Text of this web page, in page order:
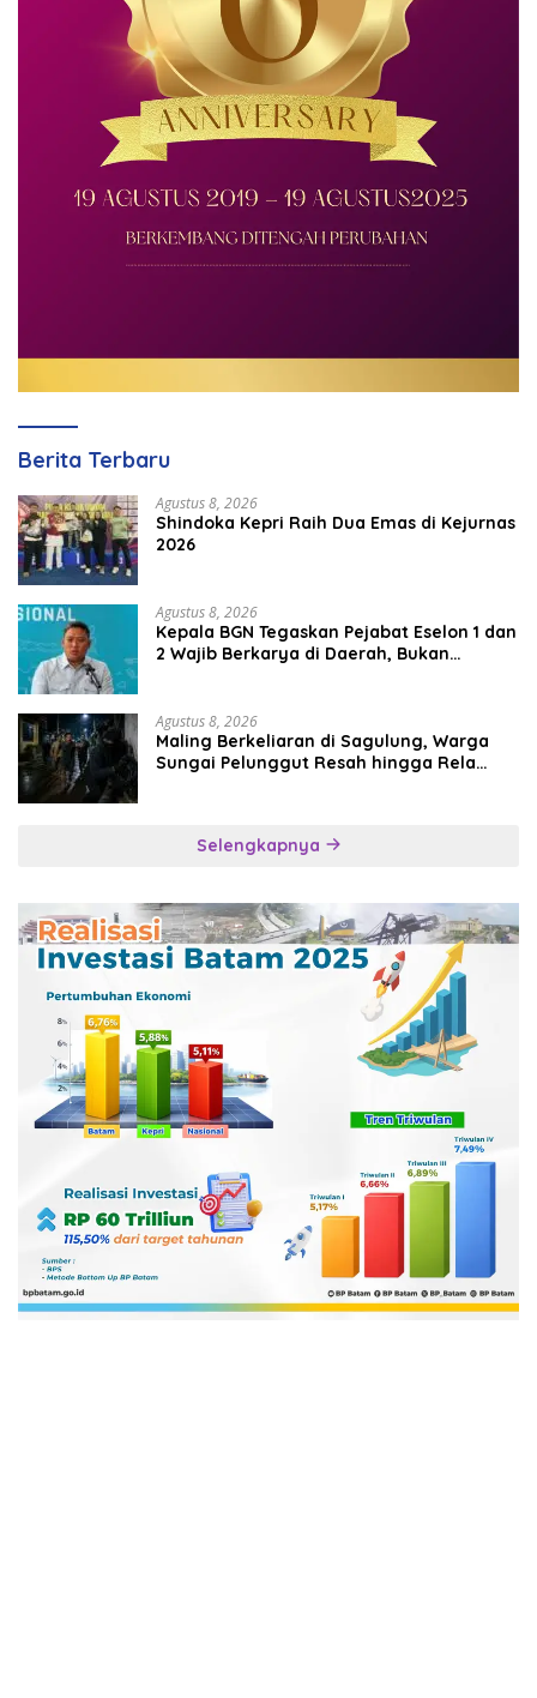
Berita Terbaru
Agustus 8, 2026
Shindoka Kepri Raih Dua Emas di Kejurnas
2026
Agustus 8, 2026
Kepala BGN Tegaskan Pejabat Eselon 1 dan
2 Wajib Berkarya di Daerah, Bukan
Agustus 8, 2026
Maling Berkeliaran di Sagulung, Warga
Sungai Pelunggut Resah hingga Rela
Selengkapnya